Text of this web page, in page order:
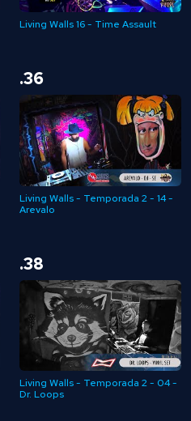
Living Walls 16 - Time Assault
.36
Living Walls - Temporada 2 - 14 -
Arevalo
.38
Living Walls - Temporada 2 - 04 -
Dr. Loops